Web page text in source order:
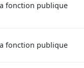
fonction publique
fonction publique